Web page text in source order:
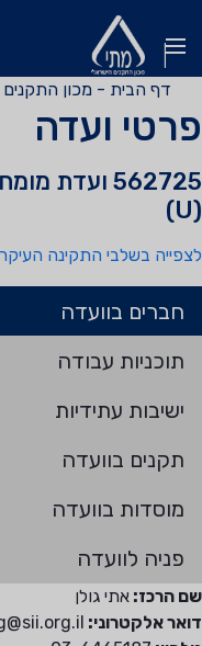
דף הבית - מכון התקנים
פרטי ועדה
562725
(U)
לצפייה בשלבי התקינה
חברים בוועדה
תוכניות עבודה
ישיבות עתידיות
תקנים בוועדה
מוסדות בוועדה
פניה לוועדה
שם הרכז: אתי גולן
דואר אלקטרוני: